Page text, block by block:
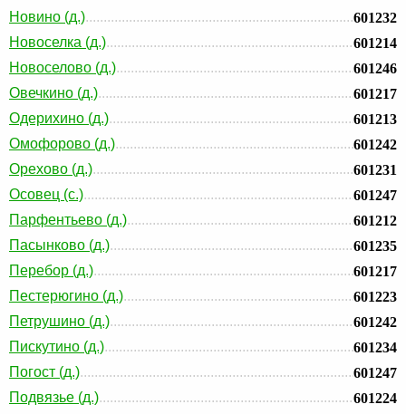
Новино (д.)
601232
Новоселка (д.)
601214
Новоселово (д.)
601246
Овечкино (д.)
601217
Одерихино (д.)
601213
Омофорово (д.)
601242
Орехово (д.)
601231
Осовец (с.)
601247
Парфентьево (д.)
601212
Пасынково (д.)
601235
Перебор (д.)
601217
Пестерюгино (д.)
601223
Петрушино (д.)
601242
Пискутино (д.)
601234
Погост (д.)
601247
Подвязье (д.)
601224